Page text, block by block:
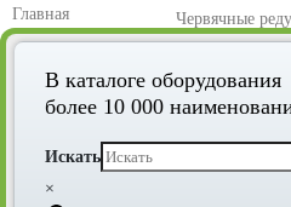
Червячные
Червячный редуктор ЭМШ NMRW
В каталоге оборудования
более 10 000
Искать
×